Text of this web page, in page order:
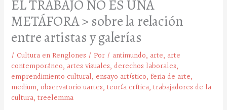
EL TRABAJO NO ES UNA
METÁFORA > sobre la relación
entre artistas y galerías
/ Cultura en Renglones / Por / antimundo, arte, arte
contemporáneo, artes visuales, derechos laborales,
emprendimiento cultural, ensayo artístico, feria de arte,
medium, observatorio uartes,teoría crítica,trabajadores de la
cultura,treelemma